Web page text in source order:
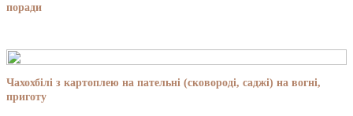
поради
Чахохбілі з картоплею на пательні (сковороді, саджі) на вогні,
приготу